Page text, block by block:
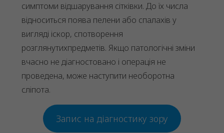
симптоми відшарування сітківки. До їх числа
відноситься поява пелени або спалахів у
вигляді іскор, спотворення
розглянутихпредметів. Якщо патологічні зміни
вчасно не діагностовано і операція не
проведена, може наступити необоротна
сліпота.
Запис на діагностику зору